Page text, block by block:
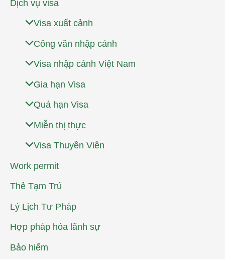
Dịch vụ visa
Visa xuất cảnh
Công văn nhập cảnh
Visa nhập cảnh Việt Nam
Gia hạn Visa
Quá hạn Visa
Miễn thị thực
Visa Thuyền Viên
Work permit
Thẻ Tạm Trú
Lý Lịch Tư Pháp
Hợp pháp hóa lãnh sự
Bảo hiểm